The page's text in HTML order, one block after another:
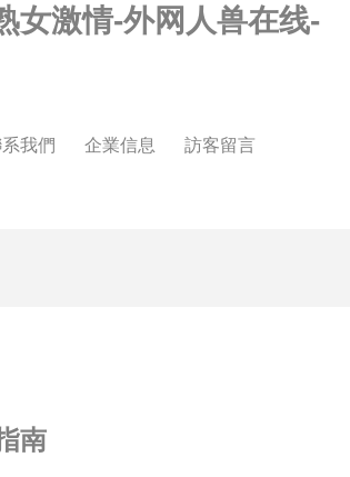
女激情-外网人兽在线-
我們 企業信息 訪客留言
南